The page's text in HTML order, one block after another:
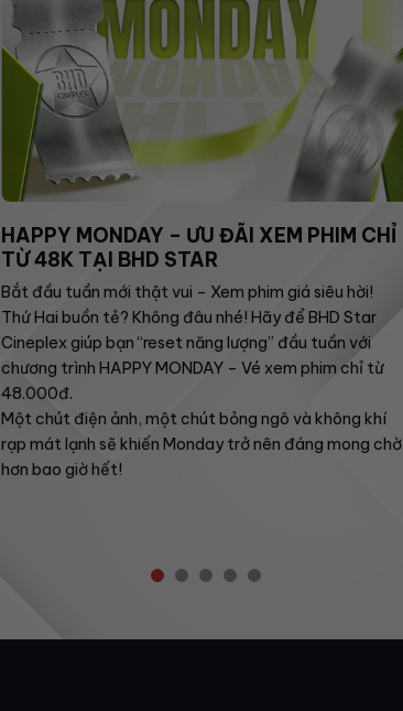
HAPPY MONDAY – ƯU ĐÃI XEM PHIM CHỈ
TỪ 48K TẠI BHD STAR
Bắt đầu tuần mới thật vui – Xem phim giá siêu hời!
Thứ Hai buồn tẻ? Không đâu nhé! Hãy để BHD Star
Cineplex giúp bạn “reset năng lượng” đầu tuần với
chương trình HAPPY MONDAY – Vé xem phim chỉ từ
48.000đ.
Một chút điện ảnh, một chút bỏng ngô và không khí
rạp mát lạnh sẽ khiến Monday trở nên đáng mong chờ
hơn bao giờ hết!